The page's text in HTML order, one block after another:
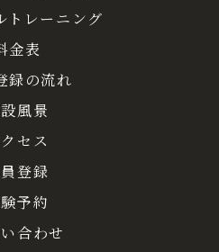
トレーニング
金表
録の流れ
風景
セス
登録
予約
合わせ